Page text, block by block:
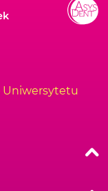
Uniwersytetu